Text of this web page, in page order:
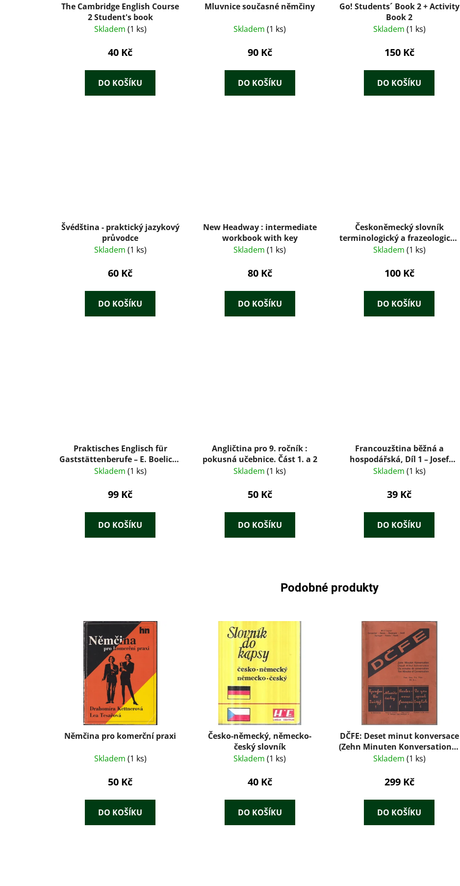
The Cambridge English Course
2 Student's book
Skladem (1 ks)
40 Kč
DO KOŠÍKU
Mluvnice současné němčiny
Skladem(1 ks)
90 Kč
DO KOŠÍKU
Go! Students´ Book 2 + Activity
Book 2
Skladem (1 ks)
150 Kč
DO KOŠÍKU
Švédština - praktický jazykový
průvodce
Skladem (1 ks)
60 Kč
DO KOŠÍKU
New Headway : intermediate
workbook with key
Skladem(1 ks)
80 Kč
DO KOŠÍKU
Českoněmecký slovník
terminologický a frazeologický
pro úřady, kanceláře a
výkladem cizích slov sem
Čechisch-deutsches
terminologisches und
Skladem (1 ks)
100 Kč
DO KOŠÍKU
Praktisches Englisch für
Gaststättenberufe – E. Boelicke
(1938)
Skladem (1 ks)
99 Kč
DO KOŠÍKU
Angličtina pro 9. ročník :
pokusná učebnice. Část 1. a 2
Skladem(1 ks)
50 Kč
DO KOŠÍKU
Francouzština běžná a
hospodářská, Díl 1 – Josef
Hendrich, Oldřich Kulík,
Skladem (1 ks)
39 Kč
DO KOŠÍKU
Podobné produkty
Němčina pro komerční praxi
Skladem (1 ks)
50 Kč
DO KOŠÍKU
Česko-německý, německo-
český slovník
Skladem(1 ks)
40 Kč
DO KOŠÍKU
DČFE: Deset minut konversace
(Zehn Minuten Konversation) –
Dr. Willinger (cca 1930)
Skladem (1 ks)
299 Kč
DO KOŠÍKU